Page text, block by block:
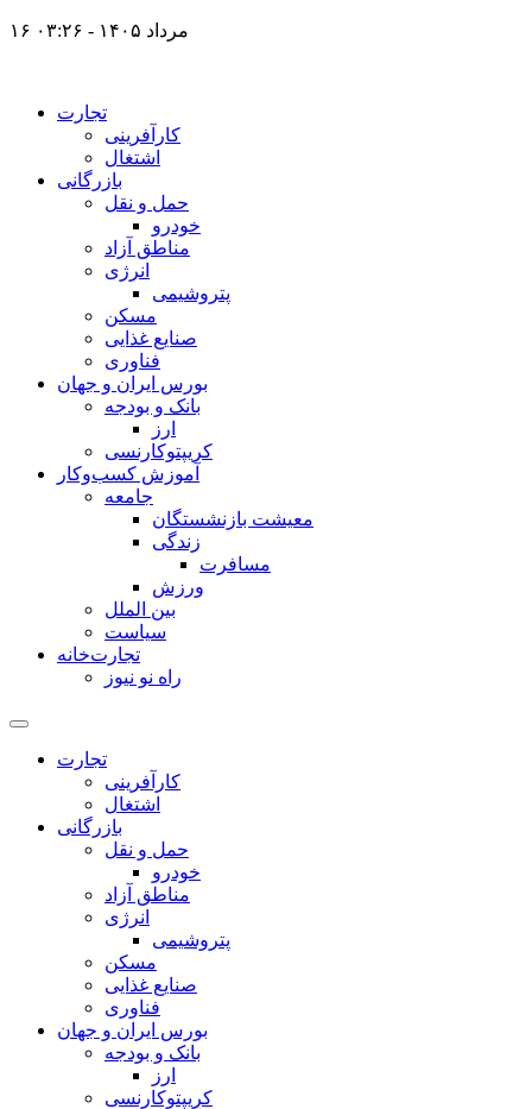
۱۶ مرداد ۱۴۰۵ - ۰۳:۲۶
تجارت
کارآفرینی
اشتغال
بازرگانی
حمل و نقل
خودرو
مناطق آزاد
انرژی
پتروشیمی
مسکن
صنایع غذایی
فناوری
بورس ایران و جهان
بانک و بودجه
ارز
کریپتوکارنسی
آموزش کسب‌وکار
جامعه
معیشت بازنشستگان
زندگی
مسافرت
ورزش
بین الملل
سیاست
تجارت‌خانه
راه نو نیوز
تجارت
کارآفرینی
اشتغال
بازرگانی
حمل و نقل
خودرو
مناطق آزاد
انرژی
پتروشیمی
مسکن
صنایع غذایی
فناوری
بورس ایران و جهان
بانک و بودجه
ارز
کریپتوکارنسی